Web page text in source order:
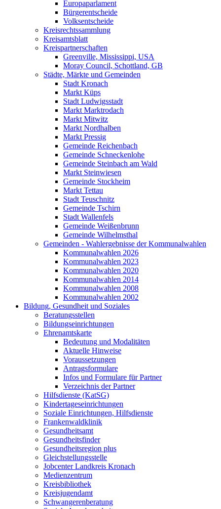
Europaparlament
Bürgerentscheide
Volksentscheide
Kreisrechtssammlung
Kreisamtsblatt
Kreispartnerschaften
Greenville, Mississippi, USA
Moray Council, Schottland, GB
Städte, Märkte und Gemeinden
Stadt Kronach
Markt Küps
Stadt Ludwigsstadt
Markt Marktrodach
Markt Mitwitz
Markt Nordhalben
Markt Pressig
Gemeinde Reichenbach
Gemeinde Schneckenlohe
Gemeinde Steinbach am Wald
Markt Steinwiesen
Gemeinde Stockheim
Markt Tettau
Stadt Teuschnitz
Gemeinde Tschirn
Stadt Wallenfels
Gemeinde Weißenbrunn
Gemeinde Wilhelmsthal
Gemeinden - Wahlergebnisse der Kommunalwahlen
Kommunalwahlen 2026
Kommunalwahlen 2023
Kommunalwahlen 2020
Kommunalwahlen 2014
Kommunalwahlen 2008
Kommunalwahlen 2002
Bildung, Gesundheit und Soziales
Beratungsstellen
Bildungseinrichtungen
Ehrenamtskarte
Bedeutung und Modalitäten
Aktuelle Hinweise
Voraussetzungen
Antragsformulare
Infos und Formulare für Partner
Verzeichnis der Partner
Hilfsdienste (KatSG)
Kindertageseinrichtungen
Soziale Einrichtungen, Hilfsdienste
Frankenwaldklinik
Gesundheitsamt
Gesundheitsfinder
Gesundheitsregion plus
Gleichstellungsstelle
Jobcenter Landkreis Kronach
Medienzentrum
Kreisbibliothek
Kreisjugendamt
Schwangerenberatung